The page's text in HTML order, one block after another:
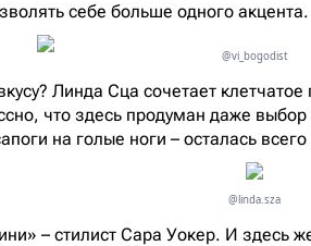
себе больше одного акцента.
@vi_bogodist
Линда Сца сочетает
что здесь продуман даже
на голые ноги – осталась
@linda.sza
– стилист Сара Уокер. И здесь